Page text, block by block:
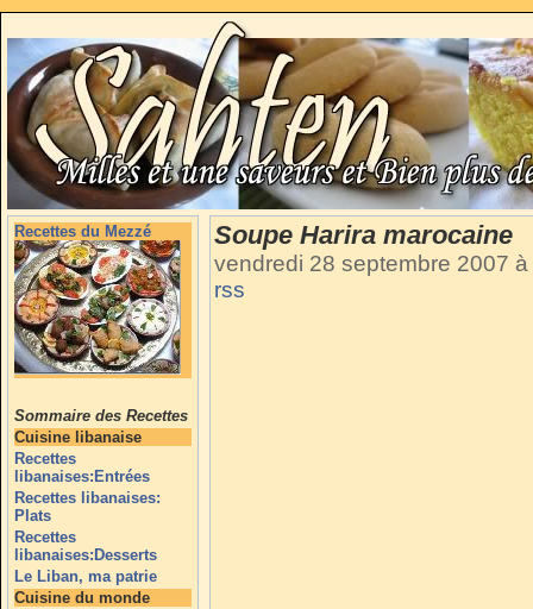
Recettes du Mezzé
Sommaire des Recettes
Cuisine libanaise
Recettes
libanaises:Entrées
Recettes libanaises:
Plats
Recettes
libanaises:Desserts
Le Liban, ma patrie
Cuisine du monde
Soupe Harira marocaine
vendredi 28 septembre 2007
rss